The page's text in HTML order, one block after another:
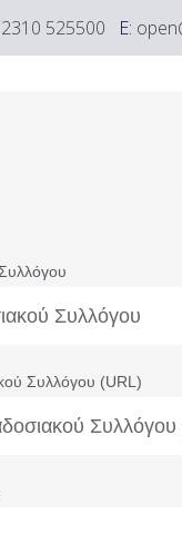
525500 E:
Συλλόγου (URL)